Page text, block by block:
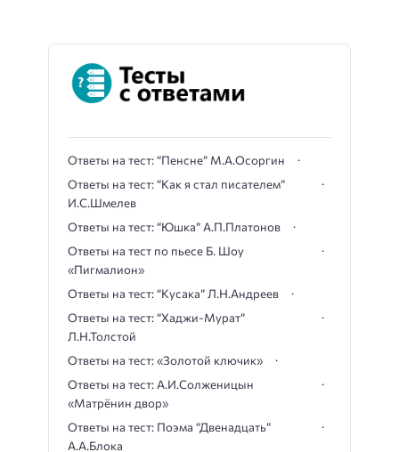
Ответы на тест: “Пенсне” М.А.Осоргин
Ответы на тест: “Как я стал писателем”
И.С.Шмелев
Ответы на тест: “Юшка” А.П.Платонов
Ответы на тест по пьесе Б. Шоу
«Пигмалион»
Ответы на тест: “Кусака” Л.Н.Андреев
Ответы на тест: “Хаджи-Мурат”
Л.Н.Толстой
Ответы на тест: «Золотой ключик»
Ответы на тест: А.И.Солженицын
«Матрёнин двор»
Ответы на тест: Поэма “Двенадцать”
А.А.Блока